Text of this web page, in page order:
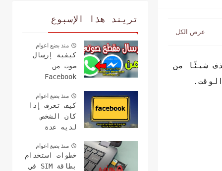
شيئًا من
تريند هذا الإسبوع
منذ بضع اعوام
كيفية إرسال
صوت من
Facebook
WhatsApp
منذ بضع اعوام
كيف تعرف إذا
كان الشخص
لديه عدة
الفيس بوك هل
هذا ممكن؟
منذ بضع اعوام
خطوات استخدام
بطاقة SIM في